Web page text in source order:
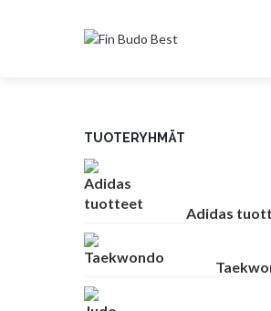
TUOTERYHMÄT
Adidas